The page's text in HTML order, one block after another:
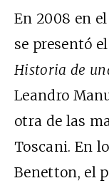
En 2008 en
se presentó
Historia de
Leandro
otra de las
Toscani. En
Benetton, el